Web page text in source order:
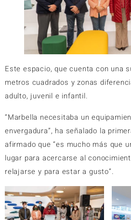
Este espacio, que cuenta con una
metros cuadrados y zonas
adulto, juvenil e infantil.
“Marbella necesitaba un
envergadura”, ha señalado la
afirmado que “es mucho más que
lugar para acercarse al
relajarse y para estar a gusto”.